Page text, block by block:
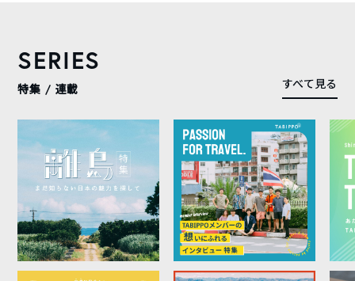
SERIES
特集 / 連載 すべて見る